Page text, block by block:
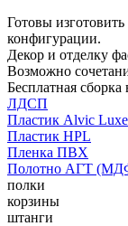
Готовы
конфигурации.
Декор и отделку
Возможно
Бесплатная
ЛДСП
Пластик Alvic Luxe
Пластик HPL
Пленка ПВХ
Полотно АГТ
полки
корзины
штанги